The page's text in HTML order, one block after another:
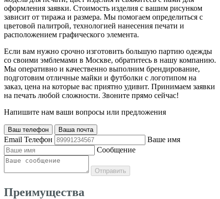
оформления заявки. Стоимость изделия с вашим рисунком
зависит от тиража и размера. Мы помогаем определиться с
цветовой палитрой, технологией нанесения печати и
расположением графического элемента.
Если вам нужно срочно изготовить большую партию одежды
со своими эмблемами в Москве, обратитесь в нашу компанию.
Мы оперативно и качественно выполним брендирование,
подготовим отличные майки и футболки с логотипом на
заказ, цена на которые вас приятно удивит. Принимаем заявки
на печать любой сложности. Звоните прямо сейчас!
Напишите нам ваши вопросы или предложения
Ваш телефон Ваша почта
Email Телефон
Ваше имя
Сообщение
Отправить
Преимущества